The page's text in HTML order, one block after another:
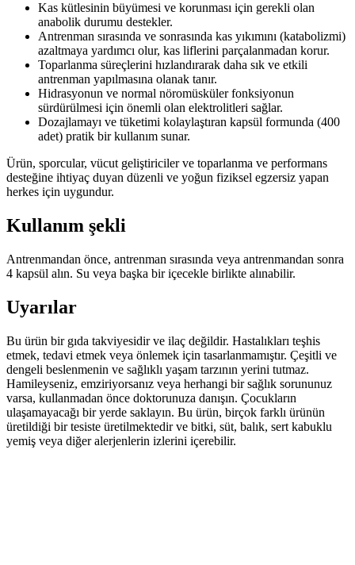
Kas kütlesinin büyümesi ve korunması için gerekli olan
anabolik durumu destekler.
Antrenman sırasında ve sonrasında kas yıkımını (katabolizmi)
azaltmaya yardımcı olur, kas liflerini parçalanmadan korur.
Toparlanma süreçlerini hızlandırarak daha sık ve etkili
antrenman yapılmasına olanak tanır.
Hidrasyonun ve normal nöromüsküler fonksiyonun
sürdürülmesi için önemli olan elektrolitleri sağlar.
Dozajlamayı ve tüketimi kolaylaştıran kapsül formunda (400
adet) pratik bir kullanım sunar.
Ürün, sporcular, vücut geliştiriciler ve toparlanma ve performans
desteğine ihtiyaç duyan düzenli ve yoğun fiziksel egzersiz yapan
herkes için uygundur.
Kullanım şekli
Antrenmandan önce, antrenman sırasında veya antrenmandan sonra
4 kapsül alın. Su veya başka bir içecekle birlikte alınabilir.
Uyarılar
Bu ürün bir gıda takviyesidir ve ilaç değildir. Hastalıkları teşhis
etmek, tedavi etmek veya önlemek için tasarlanmamıştır. Çeşitli ve
dengeli beslenmenin ve sağlıklı yaşam tarzının yerini tutmaz.
Hamileyseniz, emziriyorsanız veya herhangi bir sağlık sorununuz
varsa, kullanmadan önce doktorunuza danışın. Çocukların
ulaşamayacağı bir yerde saklayın. Bu ürün, birçok farklı ürünün
üretildiği bir tesiste üretilmektedir ve bitki, süt, balık, sert kabuklu
yemiş veya diğer alerjenlerin izlerini içerebilir.